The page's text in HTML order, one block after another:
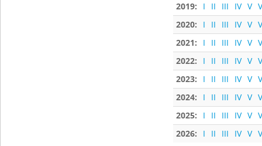
2019:
I II III IV V
2020:
I II III IV V
2021:
I II III IV V
2022:
I II III IV V
2023:
I II III IV V
2024:
I II III IV V
2025:
I II III IV V
2026:
I II III IV V